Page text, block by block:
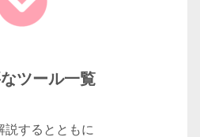
ツール一覧
説するとともに